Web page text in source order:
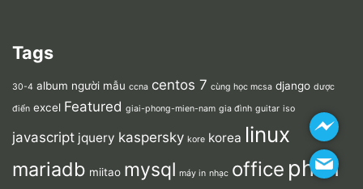
Tags
30-4 album người mẫu ccna centos 7 cùng học mcsa django dược
điển excel Featured giai-phong-mien-nam gia đình guitar iso
javascript jquery kaspersky kore korea linux
mariadb miitao mysql máy in nhạc office phần